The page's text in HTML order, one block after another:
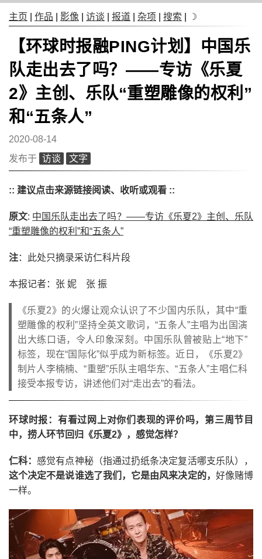
主页 作品 影像 访谈 报道 杂项 搜索 ☽
【环球时报融PING计划】中国乐
队走出去了吗？——专访《乐夏
2》主创、乐队“重塑雕像的权利”
和“五条人”
2020-08-14
发布于 访谈 文字
:: 建议点击来源链接阅读、收听或观看 ::
原文: 中国乐队走出去了吗？——专访《乐夏2》主创、乐队
“重塑雕像的权利”和“五条人”
注：此处只摘录采访仁科片段
本报记者：张 妮 张 振
《乐夏2》的火爆让观众认识了不少国内乐队，其中“重
塑雕像的权利”坚持全英文歌词，“五条人”主唱为出国演
出大练口语，令人印象深刻。中国乐队曾被贴上“地下”
标签，现在“国际化”似乎成为新标签。近日，《乐夏2》
制片人李楠楠、“重塑”乐队主唱华东、“五条人”主唱仁科
接受本报专访，讲述他们对“走出去”的看法。
环球时报：有看过网上对你们表现的评价吗，第三周节目
中，捞人环节回归《乐夏2》，感觉怎样？
仁科：感觉有点神秘（指通过扔纸条决定复活哪支乐队），
这个决定不是说谁选了我们，它是由风来决定的， 好像赌博
一样。